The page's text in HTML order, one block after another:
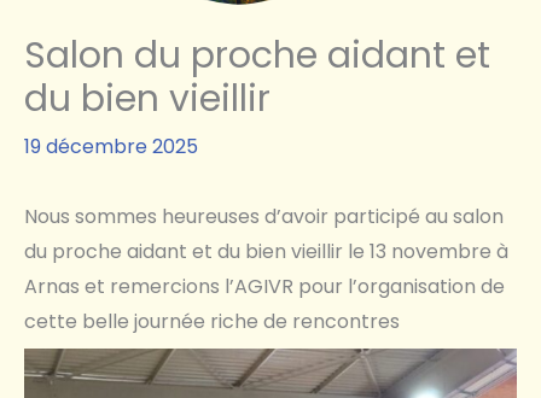
Salon du proche aidant et
du bien vieillir
19 décembre 2025
Nous sommes heureuses d’avoir participé au salon
du proche aidant et du bien vieillir le 13 novembre à
Arnas et remercions l’AGIVR pour l’organisation de
cette belle journée riche de rencontres